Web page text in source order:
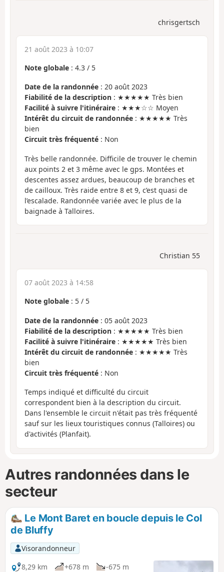
chrisgertsch
21 août 2023 à 10:07
Note globale : 4.3 / 5
Date de la randonnée : 20 août 2023
Fiabilité de la description : ★★★★★ Très bien
Facilité à suivre l'itinéraire : ★★★☆☆ Moyen
Intérêt du circuit de randonnée : ★★★★★ Très
bien
Circuit très fréquenté : Non
Très belle randonnée. Difficile de trouver le chemin
aux points 2 et 3 même avec le gps. Montées et
descentes assez ardues, beaucoup de branches et
de cailloux. Très raide entre 8 et 9, c’est quasi de
l’escalade. Randonnée variée avec le plus de la
baignade à Talloires.
Christian 55
07 août 2023 à 14:58
Note globale : 5 / 5
Date de la randonnée : 05 août 2023
Fiabilité de la description : ★★★★★ Très bien
Facilité à suivre l'itinéraire : ★★★★★ Très bien
Intérêt du circuit de randonnée : ★★★★★ Très
bien
Circuit très fréquenté : Non
Temps indiqué et difficulté du circuit
correspondent bien à la description du circuit.
Dans l'ensemble le circuit n'était pas très fréquenté
sauf sur les lieux touristiques connus (Talloires) ou
d'activités (Planfait).
Autres randonnées dans le
secteur
Le Mont Baret en boucle depuis le Col
de Bluffy
Visorandonneur
8,29 km
+678 m -675 m